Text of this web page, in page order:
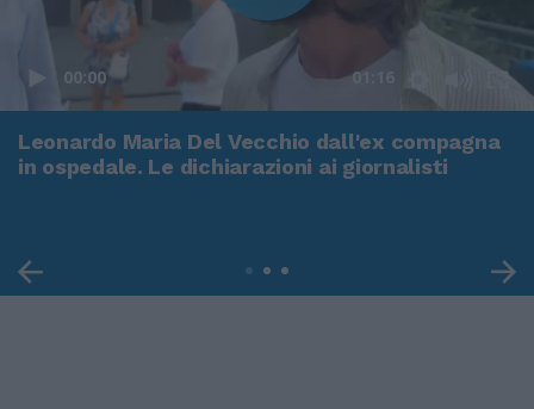
00:00 01:16
Leonardo Maria Del Vecchio dall'ex compagna
in ospedale. Le dichiarazioni ai giornalisti